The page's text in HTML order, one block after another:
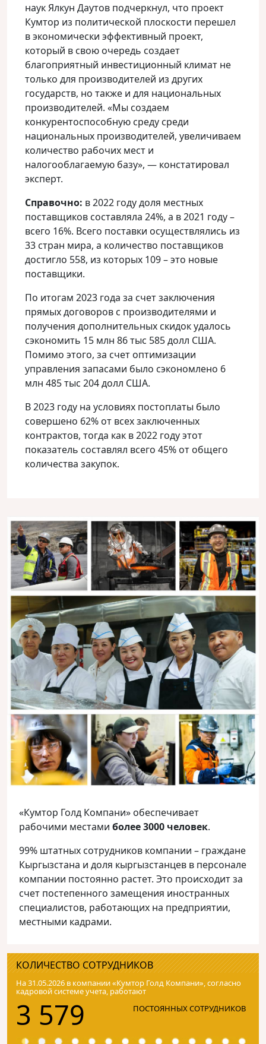
наук Ялкун Даутов подчеркнул, что проект
Кумтор из политической плоскости перешел
в экономически эффективный проект,
который в свою очередь создает
благоприятный инвестиционный климат не
только для производителей из других
государств, но также и для национальных
производителей. «Мы создаем
конкурентоспособную среду среди
национальных производителей, увеличиваем
количество рабочих мест и
налогооблагаемую базу», — констатировал
эксперт.
Справочно: в 2022 году доля местных
поставщиков составляла 24%, а в 2021 году –
всего 16%. Всего поставки осуществлялись из
33 стран мира, а количество поставщиков
достигло 558, из которых 109 – это новые
поставщики.
По итогам 2023 года за счет заключения
прямых договоров с производителями и
получения дополнительных скидок удалось
сэкономить 15 млн 86 тыс 585 долл США.
Помимо этого, за счет оптимизации
управления запасами было сэкономлено 6
млн 485 тыс 204 долл США.
В 2023 году на условиях постоплаты было
совершено 62% от всех заключенных
контрактов, тогда как в 2022 году этот
показатель составлял всего 45% от общего
количества закупок.
«Кумтор Голд Компани» обеспечивает
рабочими местами более 3000 человек.
99% штатных сотрудников компании – граждане
Кыргызстана и доля кыргызстанцев в персонале
компании постоянно растет. Это происходит за
счет постепенного замещения иностранных
специалистов, работающих на предприятии,
местными кадрами.
КОЛИЧЕСТВО СОТРУДНИКОВ
На 31.05.2026 в компании «Кумтор Голд Компани», согласно
кадровой системе учета, работают
3 579 ПОСТОЯННЫХ СОТРУДНИКОВ